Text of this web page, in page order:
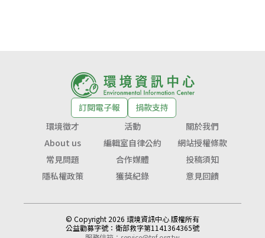
訂閱電子報
捐款支持
環境徵才
活動
關於我們
About us
編輯室自律公約
網站授權條款
常見問題
合作媒體
投稿須知
隱私權政策
獲獎紀錄 意見回饋
© Copyright 2026 環境資訊中心 版權所有
公益勸募字號： 衛部救字第1141364365號